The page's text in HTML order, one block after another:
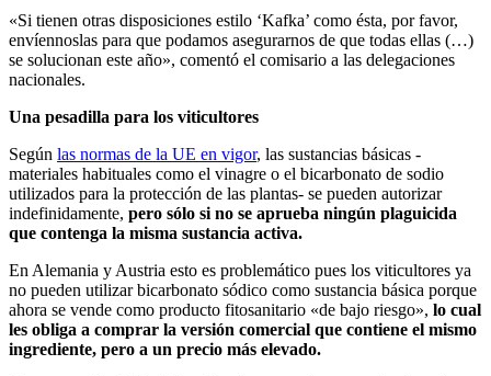
«Si tienen otras disposiciones estilo ‘Kafka’ como ésta, por favor,
envíennoslas para que podamos asegurarnos de que todas ellas (…)
se solucionan este año», comentó el comisario a las delegaciones
nacionales.
Una pesadilla para los viticultores
Según las normas de la UE en vigor, las sustancias básicas -
materiales habituales como el vinagre o el bicarbonato de sodio
utilizados para la protección de las plantas- se pueden autorizar
indefinidamente, pero sólo si no se aprueba ningún plaguicida
que contenga la misma sustancia activa.
En Alemania y Austria esto es problemático pues los viticultores ya
no pueden utilizar bicarbonato sódico como sustancia básica porque
ahora se vende como producto fitosanitario «de bajo riesgo», lo cual
les obliga a comprar la versión comercial que contiene el mismo
ingrediente, pero a un precio más elevado.